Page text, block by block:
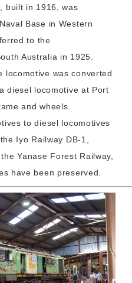
built in 1916, was
Base in Western
to the
Australia in 1925.
locomotive was converted
diesel locomotive at Port
and wheels.
to diesel locomotives
Iyo Railway DB-1,
Yanase Forest Railway,
have been preserved.